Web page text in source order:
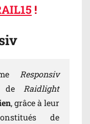
!
Responsiv
de Raidlight
, grâce à leur
de